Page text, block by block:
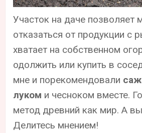
Участок на даче позволяет
отказаться от продукции с
хватает на собственном
одолжить или купить в
мне и порекомендовали
луком и чесноком вместе.
метод древний как мир. А
Делитесь мнением!